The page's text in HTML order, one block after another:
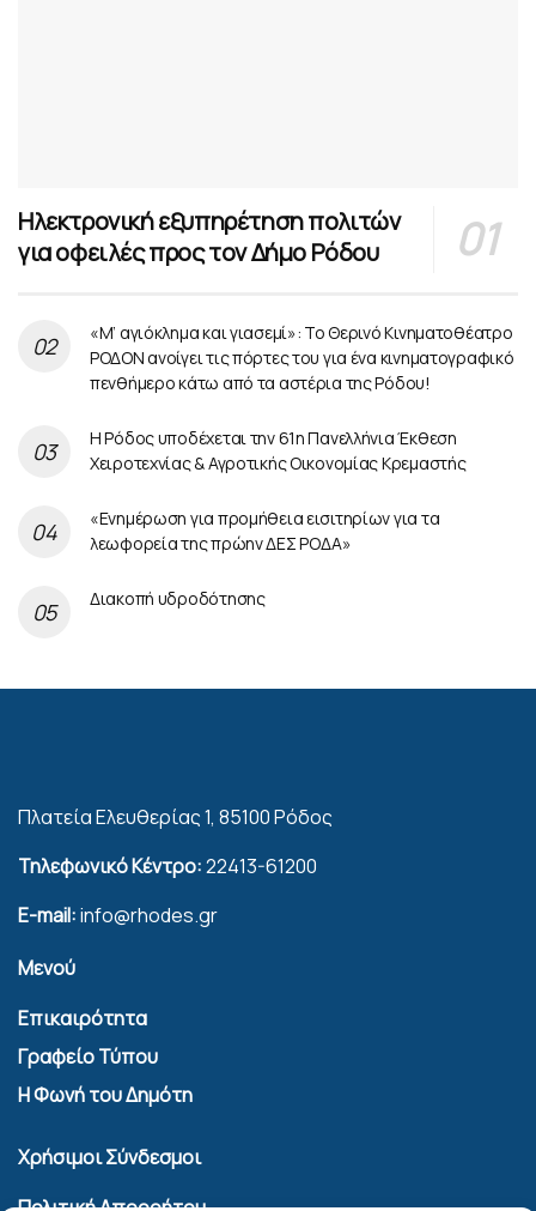
Ηλεκτρονική εξυπηρέτηση πολιτών
για οφειλές προς τον Δήμο Ρόδου
«Μ’ αγιόκλημα και γιασεμί»: Το Θερινό Κινηματοθέατρο
ΡΟΔΟΝ ανοίγει τις πόρτες του για ένα κινηματογραφικό
πενθήμερο κάτω από τα αστέρια της Ρόδου!
Η Ρόδος υποδέχεται την 61η Πανελλήνια Έκθεση
Χειροτεχνίας & Αγροτικής Οικονομίας Κρεμαστής
«Ενημέρωση για προμήθεια εισιτηρίων για τα
λεωφορεία της πρώην ΔΕΣ ΡΟΔΑ»
Διακοπή υδροδότησης
Πλατεία Ελευθερίας 1, 85100 Ρόδος
Τηλεφωνικό Κέντρο:22413-61200
E-mail:info@rhodes.gr
Μενού
Επικαιρότητα
Γραφείο Τύπου
Η Φωνή του Δημότη
Χρήσιμοι Σύνδεσμοι